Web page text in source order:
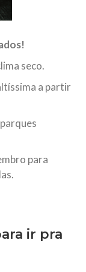
seco.
a partir
para
ir pra